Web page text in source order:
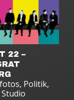
22 –
, Politik,
Studio